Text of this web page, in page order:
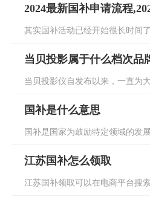
2024最新国补申请流程
其实国补活动已经开始很长时间
当贝投影属于什么档次品
当贝投影仪自发布以来，一直为
国补是什么意思
国补是国家为鼓励特定领域的发
江苏国补怎么领取
江苏国补领取可以在电商平台搜